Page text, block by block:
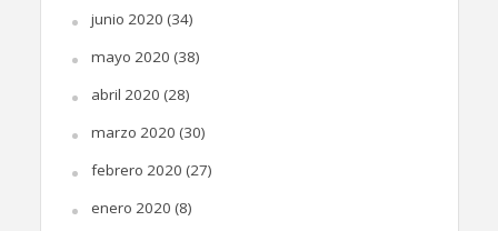
junio 2020 (34)
mayo 2020 (38)
abril 2020 (28)
marzo 2020 (30)
febrero 2020 (27)
enero 2020 (8)